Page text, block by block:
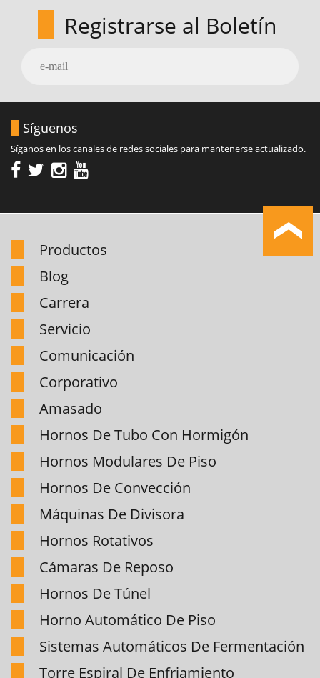
Registrarse al Boletín
Síguenos
Síganos en los canales de redes sociales para mantenerse actualizado.
Productos
Blog
Carrera
Servicio
Comunicación
Corporativo
Amasado
Hornos De Tubo Con Hormigón
Hornos Modulares De Piso
Hornos De Convección
Máquinas De Divisora
Hornos Rotativos
Cámaras De Reposo
Hornos De Túnel
Horno Automático De Piso
Sistemas Automáticos De Fermentación
Torre Espiral De Enfriamiento